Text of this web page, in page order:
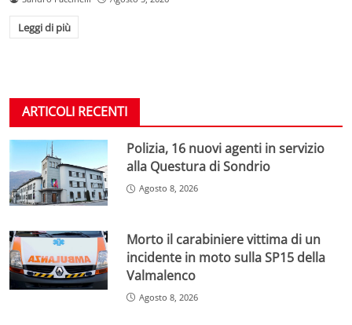
Leggi di più
ARTICOLI RECENTI
Polizia, 16 nuovi agenti in servizio
alla Questura di Sondrio
Agosto 8, 2026
Morto il carabiniere vittima di un
incidente in moto sulla SP15 della
Valmalenco
Agosto 8, 2026